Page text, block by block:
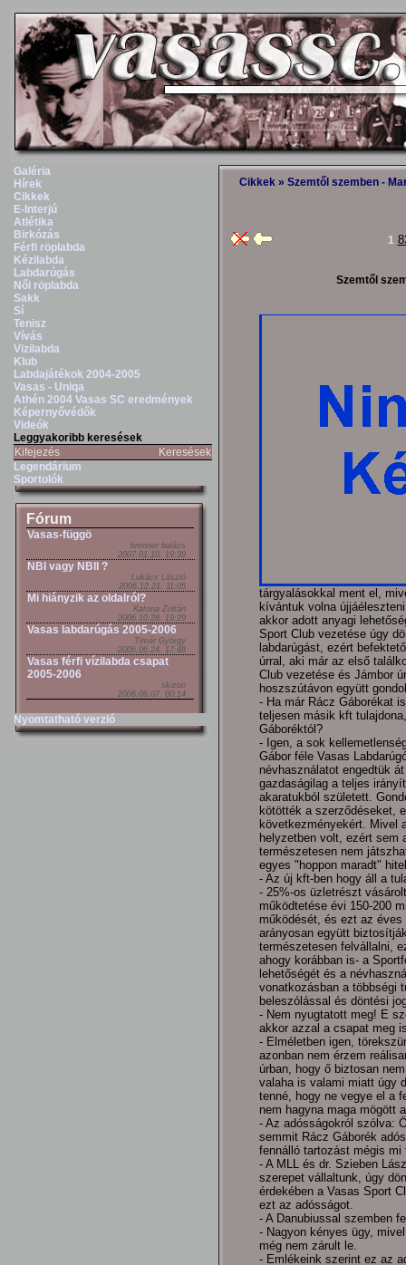
Galéria
Hírek
Cikkek
E-Interjú
Atlétika
Birkózás
Férfi röplabda
Kézilabda
Labdarúgás
Női röplabda
Sakk
Sí
Tenisz
Vívás
Vizilabda
Klub
Labdajátékok 2004-2005
Vasas - Uniqa
Athén 2004 Vasas SC eredmények
Képernyővédők
Videók
Leggyakoribb keresések
Kifejezés
Keresések
Legendárium
Sportolók
Fórum
Vasas-függö
brenner balázs
2007.01.10. 19:39
NBI vagy NBII ?
Lukács László
2006.12.21. 11:05
Mi hiányzik az oldalról?
Katona Zoltán
2006.10.28. 19:29
Vasas labdarúgás 2005-2006
Timár György
2006.06.24. 17:48
Vasas férfi vízilabda csapat
2005-2006
skizoo
2006.06.07. 00:14
Nyomtatható verzió
Cikkek » Szemtől szemben -
1
Szemtől
tárgyalásokkal ment el,
kívántuk volna
akkor adott anyagi
Sport Club vezetése úgy
labdarúgást, ezért
úrral, aki már az első
Club vezetése és Jámbor
hoszszútávon együtt
- Ha már Rácz Gáborékat
teljesen másik kft
Gáboréktól?
- Igen, a sok
Gábor féle Vasas
névhasználatot engedtük
gazdaságilag a teljes
akaratukból született.
kötötték a szerződéseket,
következményekért. Mivel
helyzetben volt, ezért sem
természetesen nem
egyes "hoppon maradt"
- Az új kft-ben hogy áll a
- 25%-os üzletrészt
működtetése évi 150-200
működését, és ezt az
arányosan együtt
természetesen felvállalni,
ahogy korábban is- a
lehetőségét és a
vonatkozásban a többségi
beleszólással és döntési
- Nem nyugtatott meg! E
akkor azzal a csapat meg
- Elméletben igen,
azonban nem érzem
úrban, hogy ő biztosan
valaha is valami miatt úgy
tenné, hogy ne vegye el a
nem hagyna maga mögött
- Az adósságokról szólva:
semmit Rácz Gáborék
fennálló tartozást mégis
- A MLL és dr. Szieben
szerepet vállaltunk, úgy
érdekében a Vasas Sport
ezt az adósságot.
- A Danubiussal szemben
- Nagyon kényes ügy,
még nem zárult le.
- Emlékeink szerint ez az